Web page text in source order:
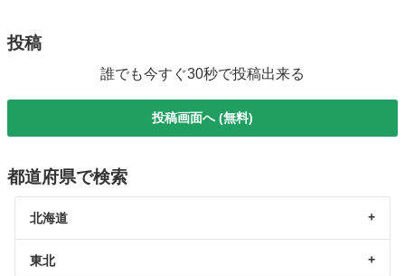
投稿
誰でも今すぐ30秒で投稿出来る
投稿画面へ (無料)
都道府県で検索
北海道
東北